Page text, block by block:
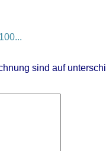
sind auf